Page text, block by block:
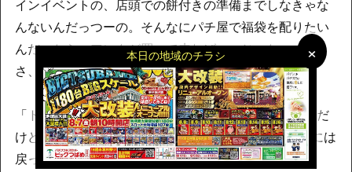
×
×
本日の地域のチラシ
インイベントの、店頭での餅付きの準備までしなきゃな
んないんだっつーの。そんなにパチ屋で福袋を配りたい
んだったら、アンタが買って来ればいいじゃないの。
さ、とっとと調整を終わらせて帰ろうか……。
「トオヤマさんも、酒が入っていない時はマトモなんだ
けどね。 ……ま、今年もお疲れ！ また6時間後には
戻って来るけどな！」